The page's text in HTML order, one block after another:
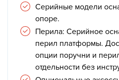
Серийные модели
опоре.
Перила: Серийное
перил платформы.
опции поручни и
отдельности без